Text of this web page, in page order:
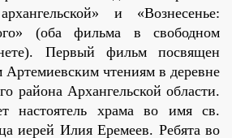
и «Вознесенье:
(оба фильма в свободном
Первый фильм посвящен
Артемиевским чтениям в деревне
района Архангельской области.
настоятель храма во имя св.
иерей Илия Еремеев. Ребята во